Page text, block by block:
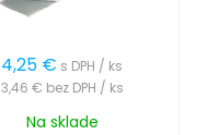
4,25 € s DPH / ks
3,46 € bez DPH / ks
Na sklade